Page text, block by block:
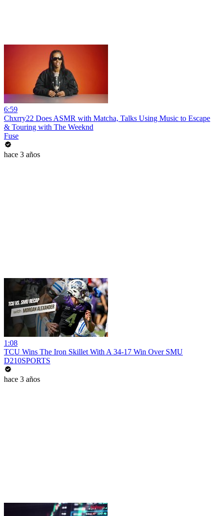
6:59
Chxrry22 Does ASMR with Matcha, Talks Using Music to Escape
& Touring with The Weeknd
Fuse
hace 3 años
1:08
TCU Wins The Iron Skillet With A 34-17 Win Over SMU
D210SPORTS
hace 3 años